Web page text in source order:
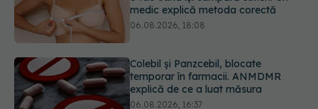
temporar în farmacii. ANMDMR
explică de ce a luat măsura
Cum aleg medicii combinația
potrivită de medicamente pentru
hipertensiune. De ce doi pacienți cu